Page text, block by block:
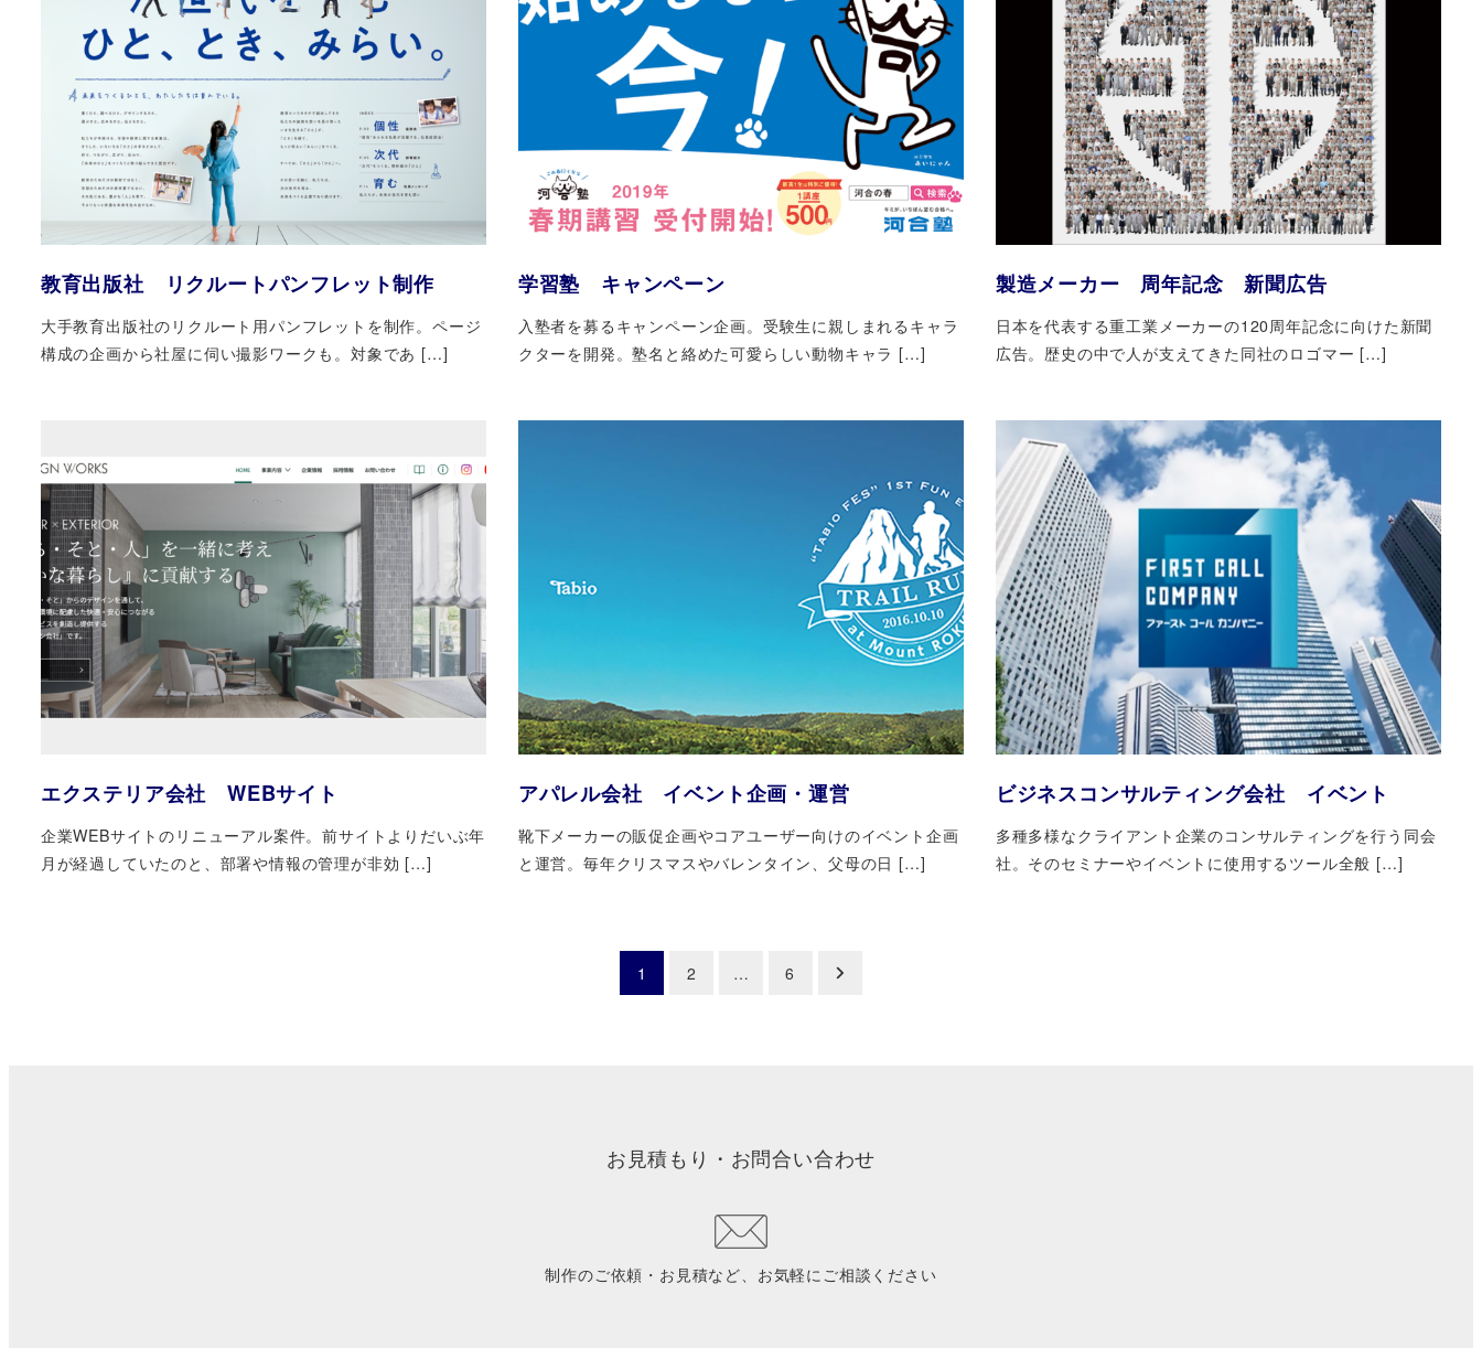
教育出版社 リクルートパンフレット制作
大手教育出版社のリクルート用パンフレットを制作。ページ
構成の企画から社屋に伺い撮影ワークも。対象であ […]
学習塾 キャンペーン
入塾者を募るキャンペーン企画。受験生に親しまれるキャラ
クターを開発。塾名と絡めた可愛らしい動物キャラ […]
製造メーカー 周年記念 新聞広告
日本を代表する重工業メーカーの120周年記念に向けた新聞
広告。歴史の中で人が支えてきた同社のロゴマー […]
エクステリア会社 WEBサイト
企業WEBサイトのリニューアル案件。前サイトよりだいぶ年
月が経過していたのと、部署や情報の管理が非効 […]
アパレル会社 イベント企画・運営
靴下メーカーの販促企画やコアユーザー向けのイベント企画
と運営。毎年クリスマスやバレンタイン、父母の日 […]
ビジネスコンサルティング会社 イベント
多種多様なクライアント企業のコンサルティングを行う同会
社。そのセミナーやイベントに使用するツール全般 […]
1 2 … 6
お見積もり・お問合い合わせ
制作のご依頼・お見積など、お気軽にご相談ください